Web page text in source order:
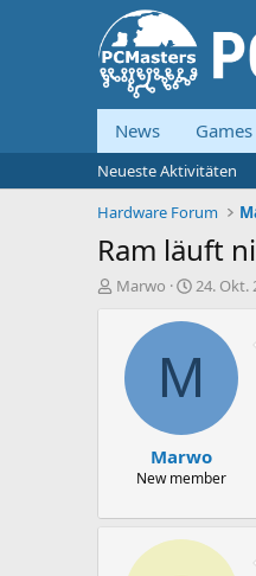
News Games
Neueste Aktivitäten
Hardware Forum
Ram läuft
E
Marwo
E
s
e
t
a
m
24. Okt.
M
Marwo
New member